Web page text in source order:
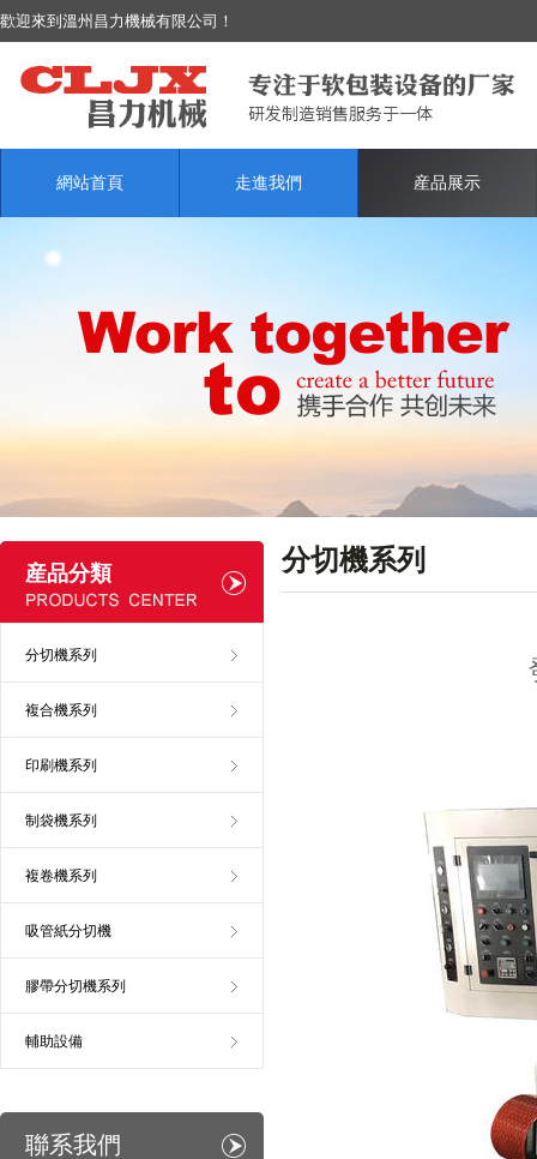
歡迎來到溫州昌力機械有限公司！
網站首頁 走進我們 産品展示
分切機系列
産品分類
分切機系列
複合機系列
印刷機系列
制袋機系列
複卷機系列
吸管紙分切機
膠帶分切機系列
輔助設備
聯系我們